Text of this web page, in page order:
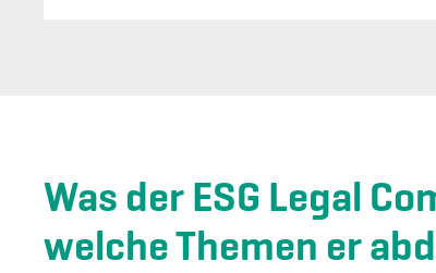
Was der ESG Legal
welche Themen er